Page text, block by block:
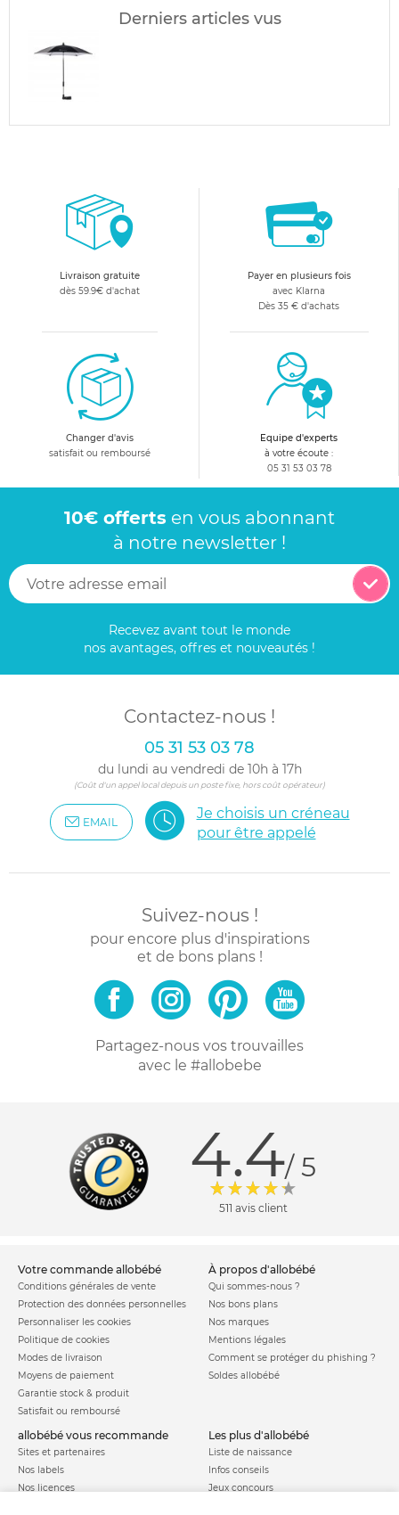
Derniers articles vus
Livraison gratuite
dès 59.9€ d'achat
Payer en plusieurs fois
avec Klarna
Dès 35 € d'achats
Changer d'avis
satisfait ou remboursé
Equipe d'experts
à votre écoute :
05 31 53 03 78
10€ offerts en vous abonnant
à notre newsletter !
Recevez avant tout le monde
nos avantages, offres et nouveautés !
Contactez-nous !
05 31 53 03 78
du lundi au vendredi de 10h à 17h
(Coût d'un appel local depuis un poste fixe, hors coût opérateur)
EMAIL
Je choisis un créneau
pour être appelé
Suivez-nous !
pour encore plus d'inspirations
et de bons plans !
Partagez-nous vos trouvailles
avec le #allobebe
4.4/ 5
511 avis client
votre commande allobébé
Conditions générales de vente
Protection des données personnelles
Personnaliser les cookies
Politique de cookies
Modes de livraison
Moyens de paiement
Garantie stock & produit
Satisfait ou remboursé
à propos d'allobébé
Qui sommes-nous ?
Nos bons plans
Nos marques
Mentions légales
Comment se protéger du phishing ?
Soldes allobébé
allobébé vous recommande
Sites et partenaires
Nos labels
Nos licences
les plus d'allobébé
Liste de naissance
Infos conseils
Jeux concours